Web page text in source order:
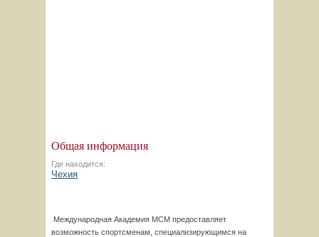
Общая информация
Где находится:
Чехия
Международная Академия МСМ предоставляет
возможность спортсменам, специализирующимся на